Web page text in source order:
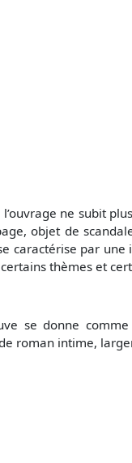
ne subit
objet de
caractérise par une
thèmes et
se donne comme
roman intime,